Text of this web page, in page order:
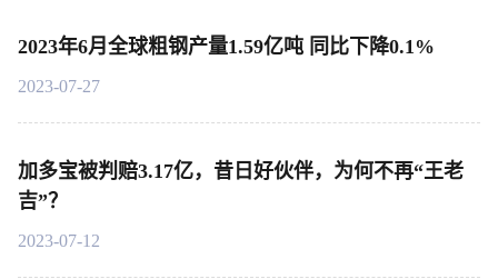
2023年6月全球粗钢产量1.59亿吨 同比下降0.1%
2023-07-27
加多宝被判赔3.17亿，昔日好伙伴，为何不再“王老
吉”？
2023-07-12